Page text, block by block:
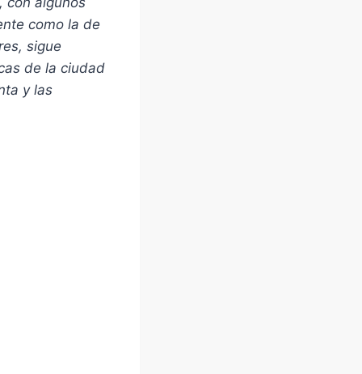
como la de
sigue
de la ciudad
y las